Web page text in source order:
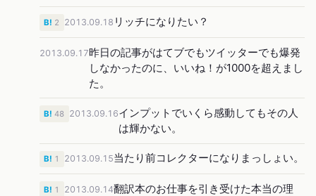
2013.09.18 リッチになりたい？
B! 2
2013.09.17昨日の記事がはてブでもツイッターでも爆発
しなかったのに、いいね！が1000を超えまし
た。
2013.09.16インプットでいくら感動してもその人
は輝かない。
B! 48
2013.09.15当たり前コレクターになりまっしょい。
B! 1
2013.09.14翻訳本のお仕事を引き受けた本当の理
B! 1